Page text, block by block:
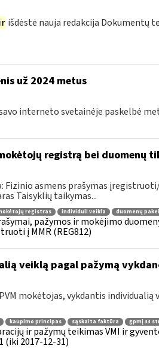
išdėstė nauja redakcija Dokumentų
už 2024 metus
interneto svetainėje paskelbė
registrą bei duomenų
Fizinio asmens prašymas
Taisyklių taikymas...
registras individuli veikla duomenų
pažymos ir mokėjimo
į MMR (REG812)
veiklą pagal pažymą
mokėtojas, vykdantis individualią
kaupimo principas sąskaita faktūra gpmį 33
ir pažymų teikimas VMI ir
(iki 2017-12-31)